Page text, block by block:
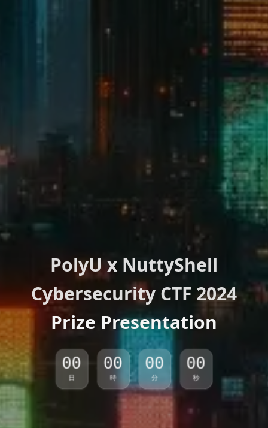
PolyU x NuttyShell
Cybersecurity CTF 2024
Prize Presentation
日 時 分 秒